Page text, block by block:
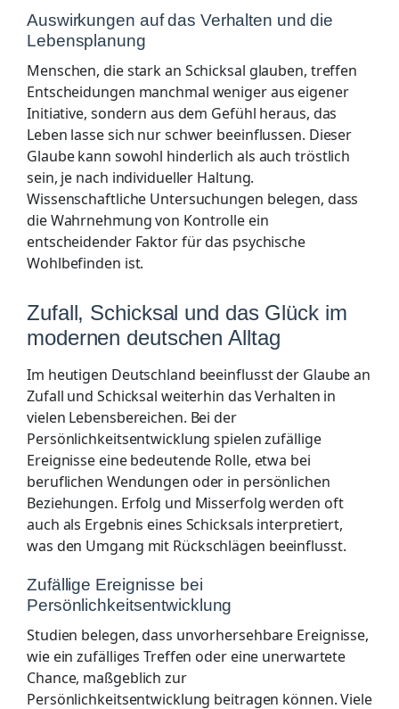
Auswirkungen auf das Verhalten und die
Lebensplanung
Menschen, die stark an Schicksal glauben, treffen
Entscheidungen manchmal weniger aus eigener
Initiative, sondern aus dem Gefühl heraus, das
Leben lasse sich nur schwer beeinflussen. Dieser
Glaube kann sowohl hinderlich als auch tröstlich
sein, je nach individueller Haltung.
Wissenschaftliche Untersuchungen belegen, dass
die Wahrnehmung von Kontrolle ein
entscheidender Faktor für das psychische
Wohlbefinden ist.
Zufall, Schicksal und das Glück im
modernen deutschen Alltag
Im heutigen Deutschland beeinflusst der Glaube an
Zufall und Schicksal weiterhin das Verhalten in
vielen Lebensbereichen. Bei der
Persönlichkeitsentwicklung spielen zufällige
Ereignisse eine bedeutende Rolle, etwa bei
beruflichen Wendungen oder in persönlichen
Beziehungen. Erfolg und Misserfolg werden oft
auch als Ergebnis eines Schicksals interpretiert,
was den Umgang mit Rückschlägen beeinflusst.
Zufällige Ereignisse bei
Persönlichkeitsentwicklung
Studien belegen, dass unvorhersehbare Ereignisse,
wie ein zufälliges Treffen oder eine unerwartete
Chance, maßgeblich zur
Persönlichkeitsentwicklung beitragen können. Viele